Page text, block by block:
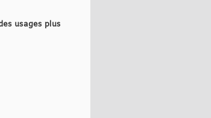
usages plus